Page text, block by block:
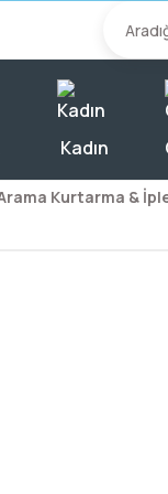
Kadın
Kurtarma &